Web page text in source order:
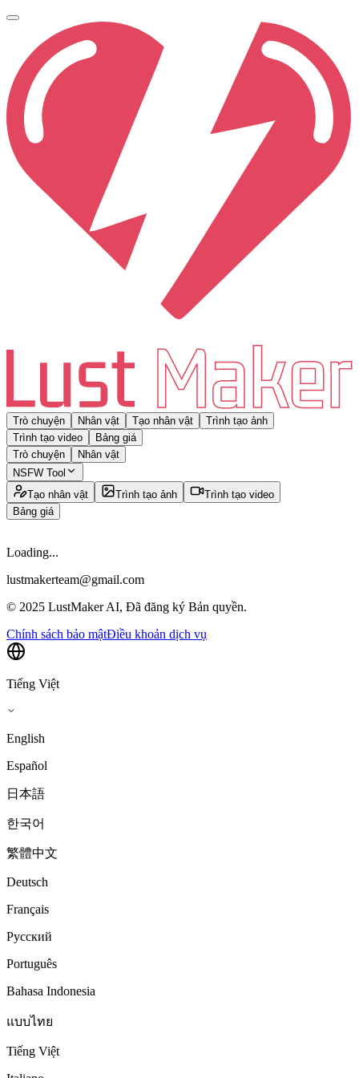
Trò chuyện Nhân vật Tạo nhân vật
Trình tạo ảnh
Trình tạo video
Bảng giá
Trò chuyện
Nhân vật
NSFW Tool
Tạo nhân vật
Trình tạo ảnh
Trình tạo video
Bảng giá
Loading...
lustmakerteam@gmail.com
© 2025 LustMaker AI, Đã đăng ký Bản quyền.
Chính sách bảo mậtĐiều khoản dịch vụ
Tiếng Việt
English
Español
日本語
한국어
繁體中文
Deutsch
Français
Русский
Português
Bahasa Indonesia
แบบไทย
Tiếng Việt